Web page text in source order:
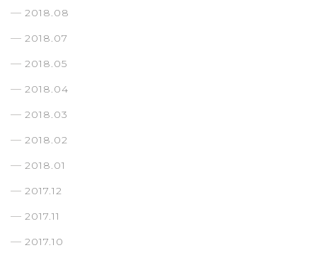
2018.08
2018.07
2018.05
2018.04
2018.03
2018.02
2018.01
2017.12
2017.11
2017.10